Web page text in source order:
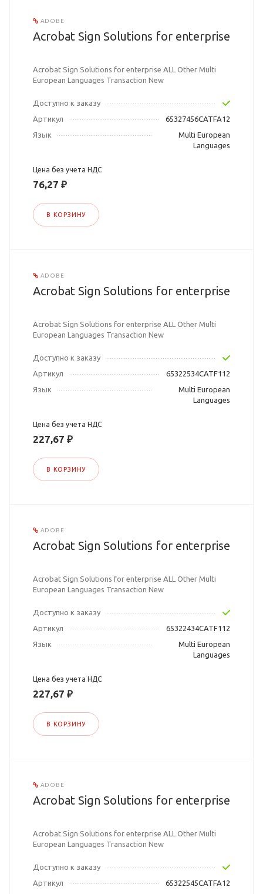
ADOBE
Acrobat Sign Solutions for enterprise
Acrobat Sign Solutions for enterprise ALL Other Multi
European Languages Transaction New
Доступно к заказу
Артикул
65327456CATFA12
Язык
Multi European
Languages
Цена без учета НДС
76,27 ₽
В КОРЗИНУ
ADOBE
Acrobat Sign Solutions for enterprise
Acrobat Sign Solutions for enterprise ALL Other Multi
European Languages Transaction New
Доступно к заказу
Артикул
65322534CATF112
Язык
Multi European
Languages
Цена без учета НДС
227,67 ₽
В КОРЗИНУ
ADOBE
Acrobat Sign Solutions for enterprise
Acrobat Sign Solutions for enterprise ALL Other Multi
European Languages Transaction New
Доступно к заказу
Артикул
65322434CATF112
Язык
Multi European
Languages
Цена без учета НДС
227,67 ₽
В КОРЗИНУ
ADOBE
Acrobat Sign Solutions for enterprise
Acrobat Sign Solutions for enterprise ALL Other Multi
European Languages Transaction New
Доступно к заказу
Артикул
65322545CATFA12